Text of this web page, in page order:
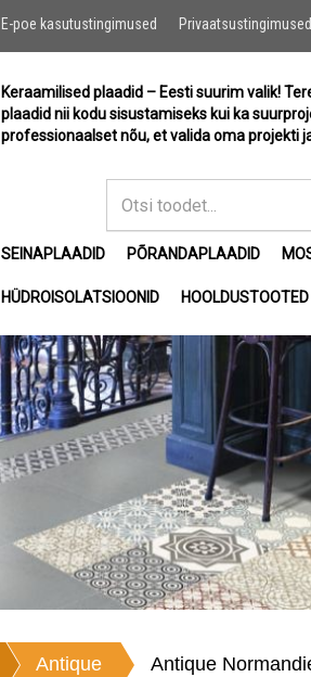
E-poe kasutustingimused Privaatsustingimused
Keraamilised plaadid – Eesti suurim valik!
plaadid nii kodu sisustamiseks kui ka
professionaalset nõu, et valida oma projekti
SEINAPLAADID PÕRANDAPLAADID
HÜDROISOLATSIOONID HOOLDUSTOOTED
Antique Antique